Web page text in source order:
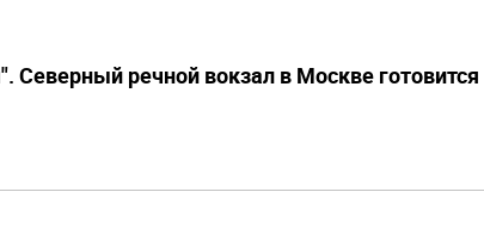
Северный речной вокзал в Москве готовится